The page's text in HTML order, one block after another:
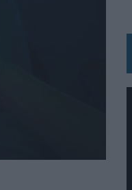
Y ECONÓMICOS
DE LA MISMA